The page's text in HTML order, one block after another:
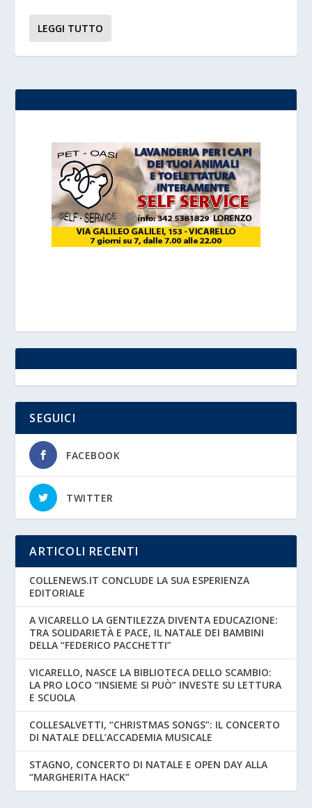
LEGGI TUTTO
SEGUICI
FACEBOOK
TWITTER
ARTICOLI RECENTI
COLLENEWS.IT CONCLUDE LA SUA ESPERIENZA
EDITORIALE
A VICARELLO LA GENTILEZZA DIVENTA EDUCAZIONE:
TRA SOLIDARIETÀ E PACE, IL NATALE DEI BAMBINI
DELLA “FEDERICO PACCHETTI”
VICARELLO, NASCE LA BIBLIOTECA DELLO SCAMBIO:
LA PRO LOCO “INSIEME SI PUÒ” INVESTE SU LETTURA
E SCUOLA
COLLESALVETTI, “CHRISTMAS SONGS”: IL CONCERTO
DI NATALE DELL’ACCADEMIA MUSICALE
STAGNO, CONCERTO DI NATALE E OPEN DAY ALLA
“MARGHERITA HACK”